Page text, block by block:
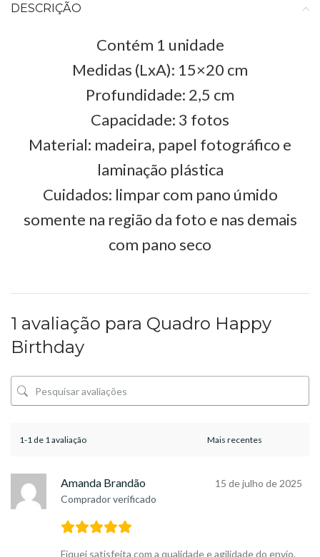
DESCRIÇÃO
Contém 1 unidade
Medidas (LxA): 15×20 cm
Profundidade: 2,5 cm
Capacidade: 3 fotos
Material: madeira, papel fotográfico e
laminação plástica
Cuidados: limpar com pano úmido
somente na região da foto e nas demais
com pano seco
1 avaliação para Quadro Happy
Birthday
1-1 de 1 avaliação
Amanda Brandão
Comprador verificado
15 de julho de 2025
Fiquei satisfeita com a qualidade e agilidade do envio.